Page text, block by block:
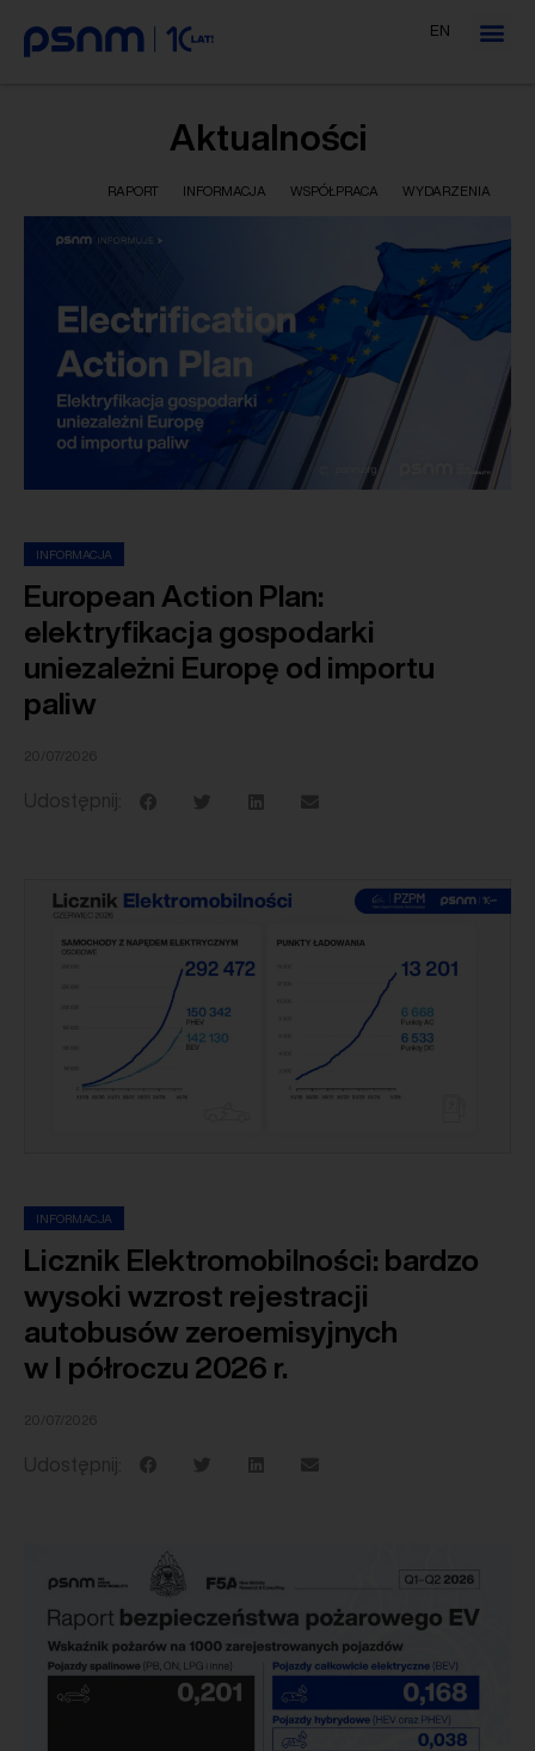
EN
Aktualności
RAPORT INFORMACJA WSPÓŁPRACA WYDARZENIA
INFORMACJA
European Action Plan:
elektryfikacja gospodarki
uniezależni Europę od importu
paliw
20/07/2026
Udostępnij:
INFORMACJA
Licznik Elektromobilności: bardzo
wysoki wzrost rejestracji
autobusów zeroemisyjnych
w I półroczu 2026 r.
20/07/2026
Udostępnij: